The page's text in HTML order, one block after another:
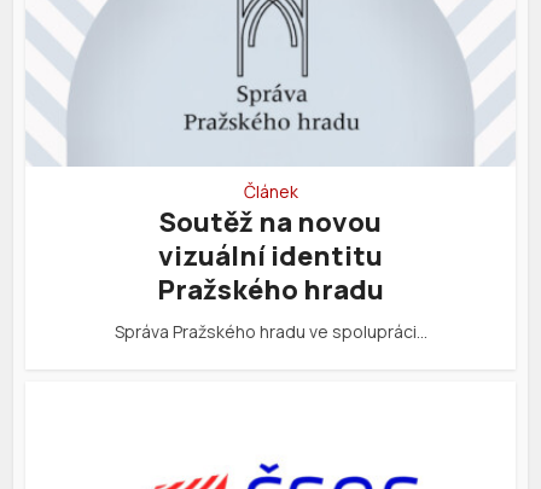
Článek
Soutěž na novou
vizuální identitu
Pražského hradu
Správa Pražského hradu ve spolupráci…